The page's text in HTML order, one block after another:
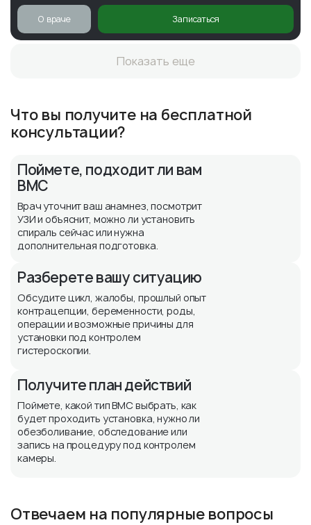
О враче Записаться
Показать еще
Что вы получите на бесплатной
консультации?
Поймете, подходит ли вам
ВМС
Врач уточнит ваш анамнез, посмотрит
УЗИ и объяснит, можно ли установить
спираль сейчас или нужна
дополнительная подготовка.
Разберете вашу ситуацию
Обсудите цикл, жалобы, прошлый опыт
контрацепции, беременности, роды,
операции и возможные причины для
установки под контролем
гистероскопии.
Получите план действий
Поймете, какой тип ВМС выбрать, как
будет проходить установка, нужно ли
обезболивание, обследование или
запись на процедуру под контролем
камеры.
Отвечаем на популярные вопросы